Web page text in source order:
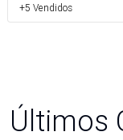
+5 Vendidos
Últimos